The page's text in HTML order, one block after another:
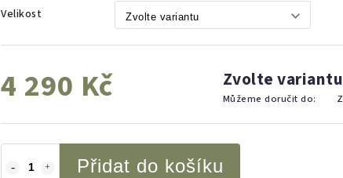
Velikost
4 290 Kč Zvolte variantu
Můžeme doručit do:
Přidat do košíku